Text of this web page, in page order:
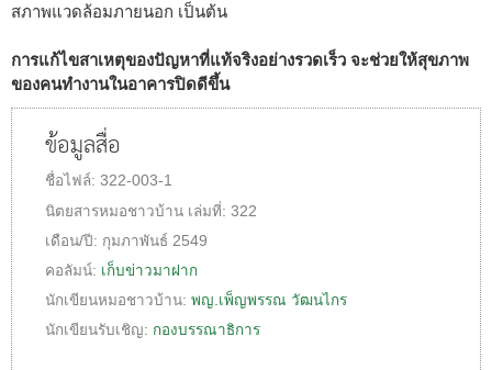
สภาพแวดล้อมภายนอก เป็นต้น
การแก้ไขสาเหตุของปัญหาที่แท้จริงอย่างรวดเร็ว จะช่วยให้สุขภาพ
ของคนทำงานในอาคารปิดดีขึ้น
ข้อมูลสื่อ
ชื่อไฟล์: 322-003-1
นิตยสารหมอชาวบ้าน เล่มที่: 322
เดือน/ปี: กุมภาพันธ์ 2549
คอลัมน์: เก็บข่าวมาฝาก
นักเขียนหมอชาวบ้าน: พญ.เพ็ญพรรณ วัฒนไกร
นักเขียนรับเชิญ: กองบรรณาธิการ